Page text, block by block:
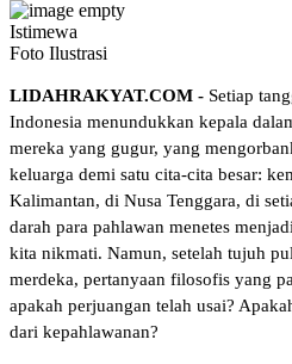
Istimewa
Foto Ilustrasi
LIDAHRAKYAT.COM - Setiap
Indonesia menundukkan kepala
mereka yang gugur, yang
keluarga demi satu cita-cita besar:
Kalimantan, di Nusa Tenggara, di
darah para pahlawan menetes
kita nikmati. Namun, setelah tujuh
merdeka, pertanyaan filosofis yang
apakah perjuangan telah usai?
dari kepahlawanan?